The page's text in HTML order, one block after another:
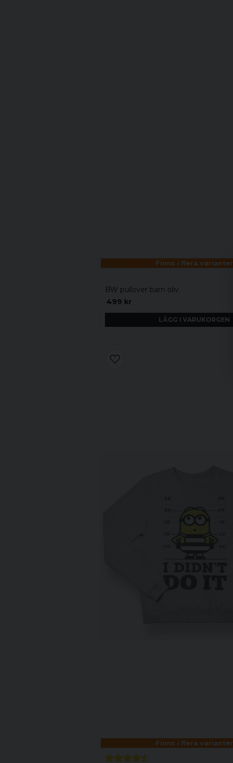
Finns i flera varianter
BW pullover barn oliv
499 kr
LÄGG I VARUKORGEN
Finns i flera varianter